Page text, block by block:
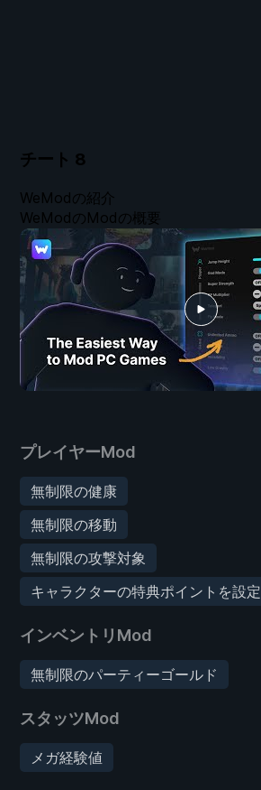
チート 8
プレイヤーMod
無制限の健康
無制限の移動
無制限の攻撃対象
キャラクターの特典ポイントを設定
インベントリMod
無制限のパーティーゴールド
スタッツMod
メガ経験値
WeModの紹介
WeModのModの概要